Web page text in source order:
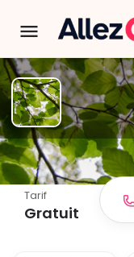
Balade
Tarif
Gratuit